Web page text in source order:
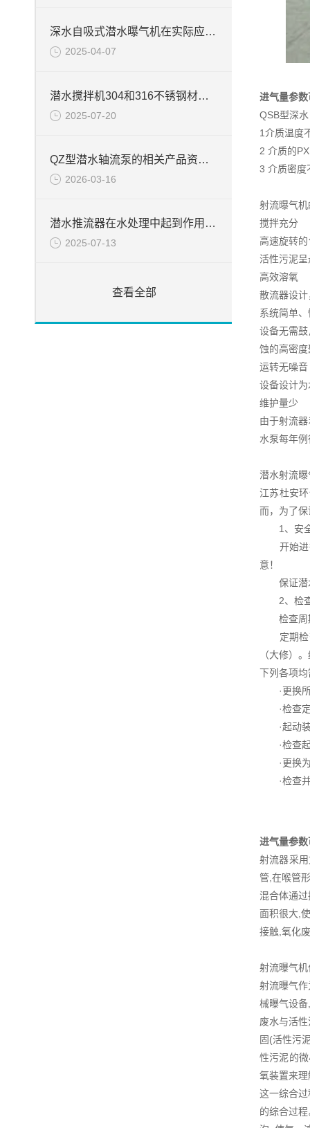
深水自吸式潜水曝气机在实际应用场景中的性能优势
2025-04-07
潜水搅拌机304和316不锈钢材质的区别
2025-07-20
QZ型潜水轴流泵的相关产品资料介绍
2026-03-16
潜水推流器在水处理中起到作用分析
2025-07-13
查看全部
进气量参
QSB型深
1介质温度
2 介质的
3 介质密度
射流曝气
搅拌充分
高速旋转
活性污泥
高效溶氧
散流器设
系统简单
设备无需
蚀的高密
运转无噪音
设备设计
维护量少
由于射流
水泵每年
潜水射流
江苏杜安
而，为了
1、安全
开始进行
意！
保证潜水
2、检查
检查周
定期检查
（大修）
下列各项
·更换所
·检查定
·起动装
·检查起
·更换为
·检查并
进气量参
射流器采
管,在喉管
混合体通
面积很大,
接触,氧化
射流曝气
射流曝气
械曝气设
废水与活
固(活性污
性污泥的
氧装置来
这一综合
的综合过